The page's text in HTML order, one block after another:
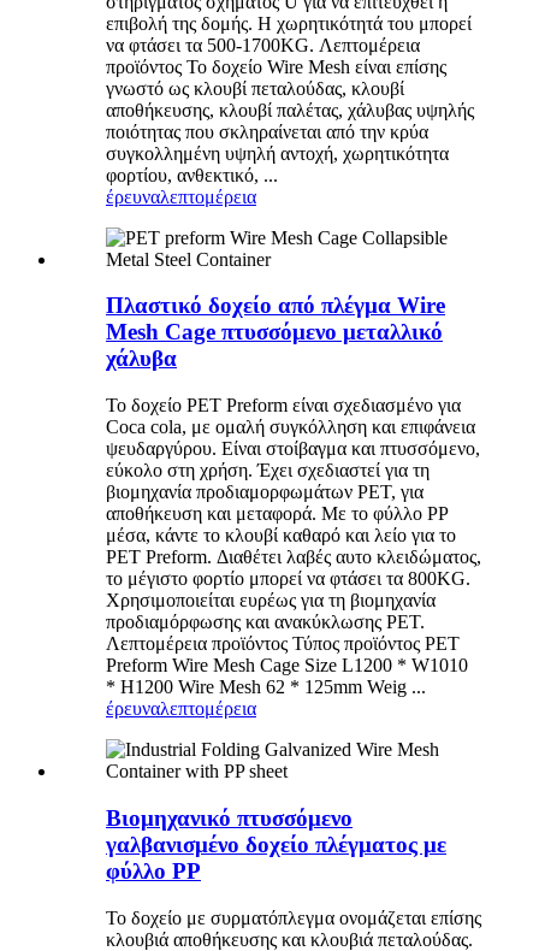
επιβολή της δομής. Η χωρητικότητά του μπορεί
να φτάσει τα 500-1700KG. Λεπτομέρεια
προϊόντος Το δοχείο Wire Mesh είναι επίσης
γνωστό ως κλουβί πεταλούδας, κλουβί
αποθήκευσης, κλουβί παλέτας, χάλυβας υψηλής
ποιότητας που σκληραίνεται από την κρύα
συγκολλημένη υψηλή αντοχή, χωρητικότητα
φορτίου, ανθεκτικό, ...
έρευναλεπτομέρεια
Πλαστικό δοχείο από πλέγμα Wire
Mesh Cage πτυσσόμενο μεταλλικό
χάλυβα
Το δοχείο PET Preform είναι σχεδιασμένο για
Coca cola, με ομαλή συγκόλληση και επιφάνεια
ψευδαργύρου. Είναι στοίβαγμα και πτυσσόμενο,
εύκολο στη χρήση. Έχει σχεδιαστεί για τη
βιομηχανία προδιαμορφωμάτων PET, για
αποθήκευση και μεταφορά. Με το φύλλο PP
μέσα, κάντε το κλουβί καθαρό και λείο για το
PET Preform. Διαθέτει λαβές αυτο κλειδώματος,
το μέγιστο φορτίο μπορεί να φτάσει τα 800KG.
Χρησιμοποιείται ευρέως για τη βιομηχανία
προδιαμόρφωσης και ανακύκλωσης PET.
Λεπτομέρεια προϊόντος Τύπος προϊόντος PET
Preform Wire Mesh Cage Size L1200 * W1010
* H1200 Wire Mesh 62 * 125mm Weig ...
έρευναλεπτομέρεια
Βιομηχανικό πτυσσόμενο
γαλβανισμένο δοχείο πλέγματος με
φύλλο PP
Το δοχείο με συρματόπλεγμα ονομάζεται επίσης
κλουβιά αποθήκευσης και κλουβιά πεταλούδας.